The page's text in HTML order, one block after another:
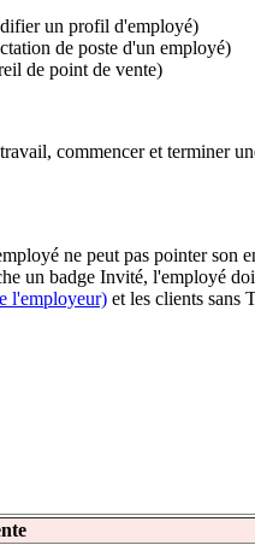
un profil d'employé)
de poste d'un employé)
de point de vente)
commencer et terminer
ne peut pas pointer son
un badge Invité, l'employé
l'employeur) et les clients sans